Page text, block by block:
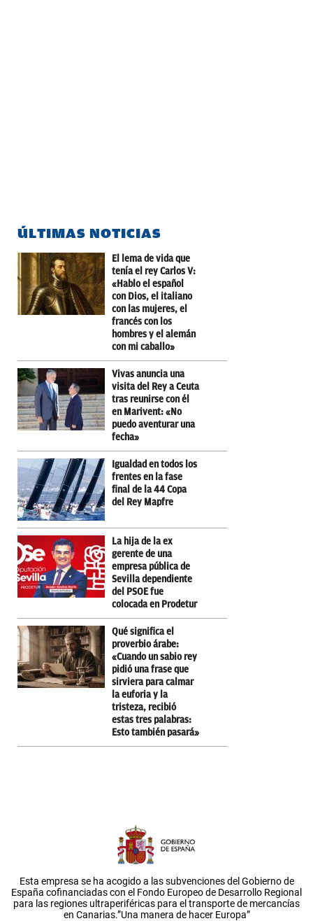
ÚLTIMAS NOTICIAS
El lema de vida que
tenía el rey Carlos V:
«Hablo el español
con Dios, el italiano
con las mujeres, el
francés con los
hombres y el alemán
con mi caballo»
Vivas anuncia una
visita del Rey a Ceuta
tras reunirse con él
en Marivent: «No
puedo aventurar una
fecha»
Igualdad en todos los
frentes en la fase
final de la 44 Copa
del Rey Mapfre
La hija de la ex
gerente de una
empresa pública de
Sevilla dependiente
del PSOE fue
colocada en Prodetur
Qué significa el
proverbio árabe:
«Cuando un sabio rey
pidió una frase que
sirviera para calmar
la euforia y la
tristeza, recibió
estas tres palabras:
Esto también pasará»
Esta empresa se ha acogido a las subvenciones del Gobierno de
España cofinanciadas con el Fondo Europeo de Desarrollo Regional
para las regiones ultraperiféricas para el transporte de mercancías
en Canarias.”Una manera de hacer Europa”